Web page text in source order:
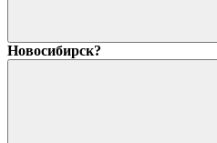
Новосибирск?